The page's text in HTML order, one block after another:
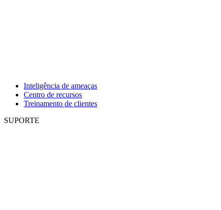
Inteligência de ameaças
Centro de recursos
Treinamento de clientes
SUPORTE